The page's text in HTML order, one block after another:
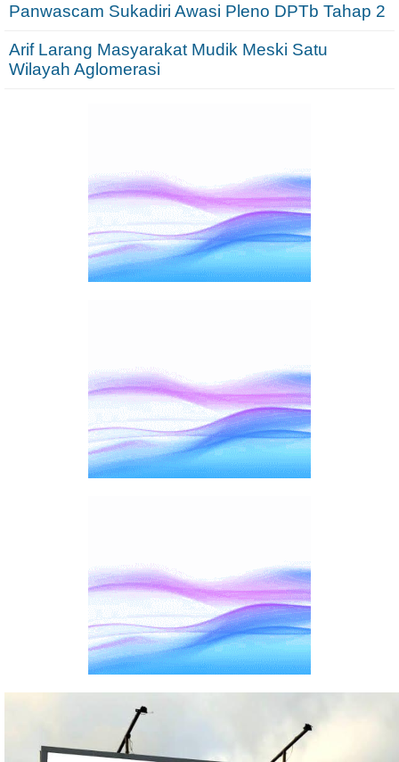
Panwascam Sukadiri Awasi Pleno DPTb Tahap 2
Arif Larang Masyarakat Mudik Meski Satu
Wilayah Aglomerasi